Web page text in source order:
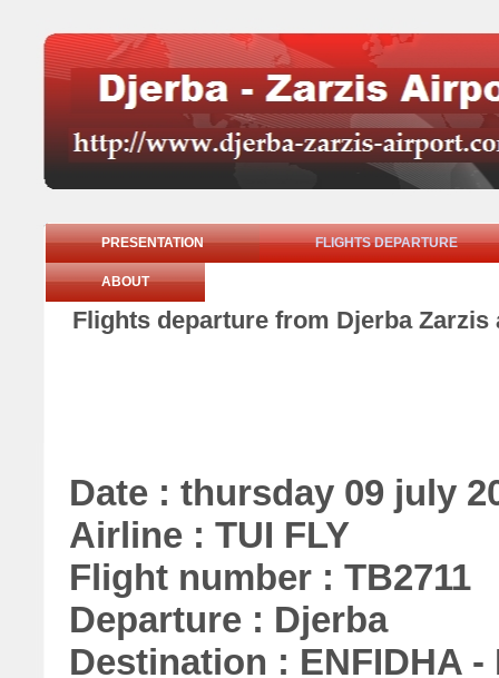
PRESENTATION FLIGHTS DEPARTURE
ABOUT
Flights departure from Djerba
Date : thursday 09 july
Airline : TUI FLY
Flight number : TB2711
Departure : Djerba
Destination : ENFIDHA -